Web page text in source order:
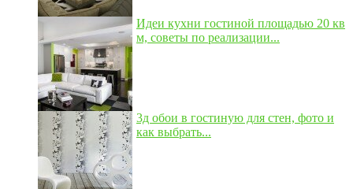
Идеи кухни гостиной площадью 20 кв
м, советы по реализации...
3д обои в гостиную для стен, фото и
как выбрать...